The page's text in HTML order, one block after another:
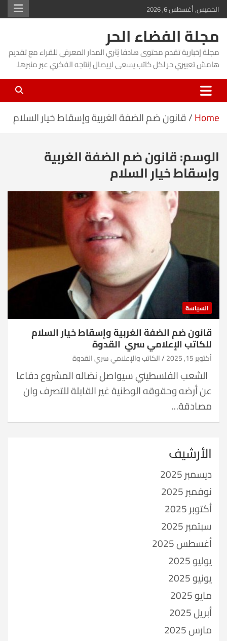
Skip
to
content
الخميس, أغسطس 6, 2026
مجلة الفضاء الحر
مجلة إخبارية تقدم محتوى هادفا يُثري المدار المعرفي للقراء مع تقديم
هامش تعبيري حر لكل كاتب يسعى لإيصال إنتاجه الفكري عبر منبرها.
Home قانون ضم الضفة الغربية وإسقاط خيار السلام
الوسم:قانون ضم الضفة الغربية
وإسقاط خيار السلام
السياسة
قانون ضم الضفة الغربية وإسقاط خيار السلام
للكاتب الإعلامي سري القدوة
أكتوبر 15, 2025 الكاتب والإعلامي سري القدوة
الشعب الفلسطيني سيواصل نضاله المشروع دفاعا
عن أرضه وحقوقه الوطنية غير القابلة للتصرف وان
مصادقة…
الأرشيف
ديسمبر 2025
نوفمبر 2025
أكتوبر 2025
سبتمبر 2025
أغسطس 2025
يوليو 2025
يونيو 2025
مايو 2025
أبريل 2025
مارس 2025